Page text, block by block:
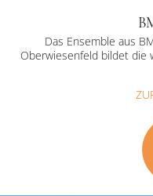
Das Ensemble aus
Oberwiesenfeld bildet die